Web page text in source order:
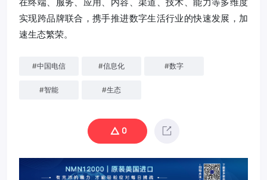
实现跨品牌联合，携手推进数字生活行业的快速发展，加
速生态繁荣。
#中国电信 #信息化 #数字
#智能 #生态
0